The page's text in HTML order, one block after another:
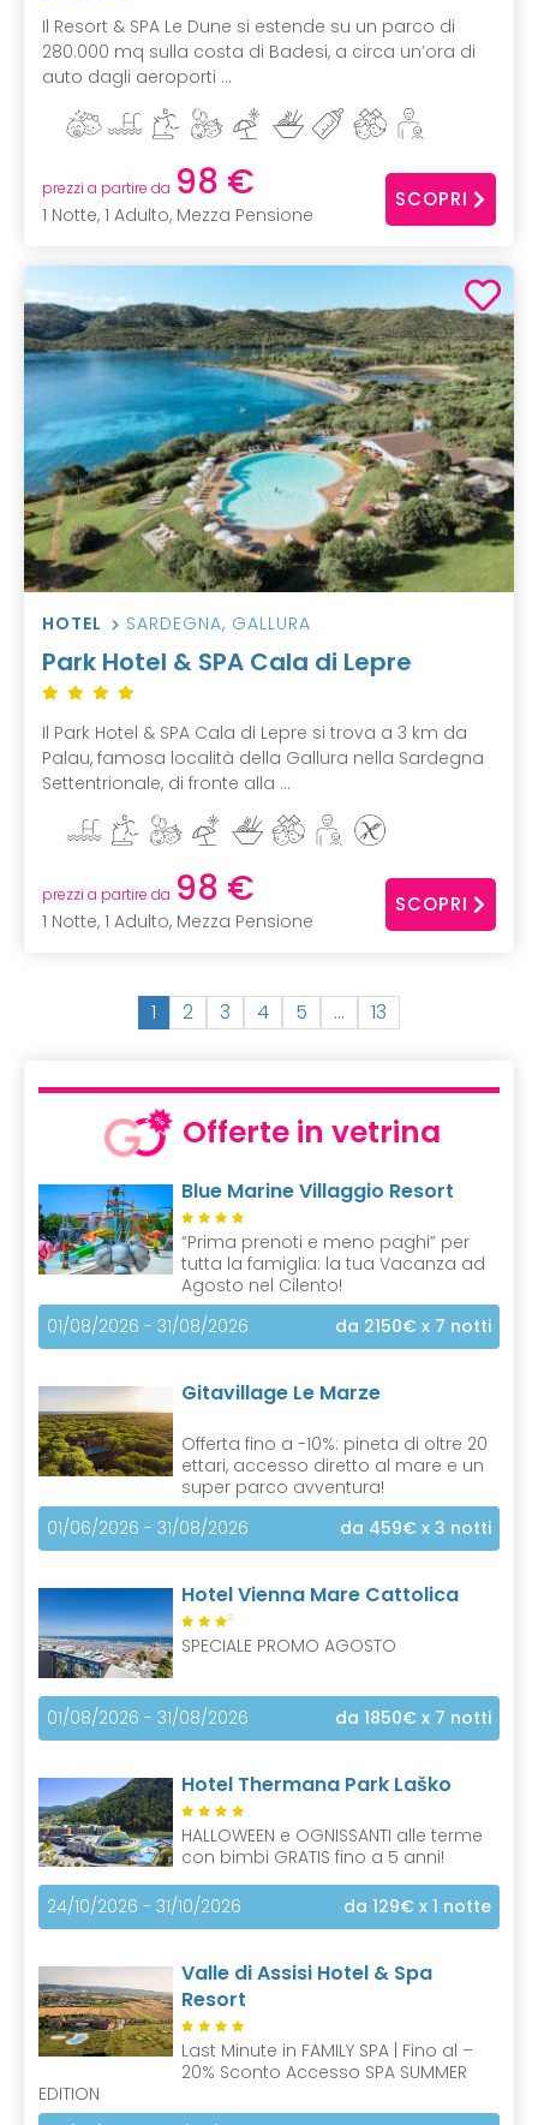
Il Resort & SPA Le Dune si estende su un parco di
280.000 mq sulla costa di Badesi, a circa un’ora di
auto dagli aeroporti ...
prezzi a partire da 98 €
1 Notte, 1 Adulto, Mezza Pensione
SCOPRI
HOTEL SARDEGNA, GALLURA
Park Hotel & SPA Cala di Lepre
Il Park Hotel & SPA Cala di Lepre si trova a 3 km da
Palau, famosa località della Gallura nella Sardegna
Settentrionale, di fronte alla ...
prezzi a partire da 98 €
1 Notte, 1 Adulto, Mezza Pensione
SCOPRI
1
c
r
r
e
t
)
2 3 4 5 … 13
Offerte in vetrina
Blue Marine Villaggio Resort
“Prima prenoti e meno paghi” per
tutta la famiglia: la tua Vacanza ad
Agosto nel Cilento!
01/08/2026 - 31/08/2026
da 2150€ x 7 notti
Gitavillage Le Marze
Offerta fino a -10%: pineta di oltre 20
ettari, accesso diretto al mare e un
super parco avventura!
01/06/2026 - 31/08/2026
da 459€ x 3 notti
Hotel Vienna Mare Cattolica
S
SPECIALE PROMO AGOSTO
01/08/2026 - 31/08/2026 da 1850€ x 7 notti
Hotel Thermana Park Laško
HALLOWEEN e OGNISSANTI alle terme
con bimbi GRATIS fino a 5 anni!
24/10/2026 - 31/10/2026 da 129€ x 1 notte
Valle di Assisi Hotel & Spa
Resort
Last Minute in FAMILY SPA | Fino al –
20% Sconto Accesso SPA SUMMER
EDITION